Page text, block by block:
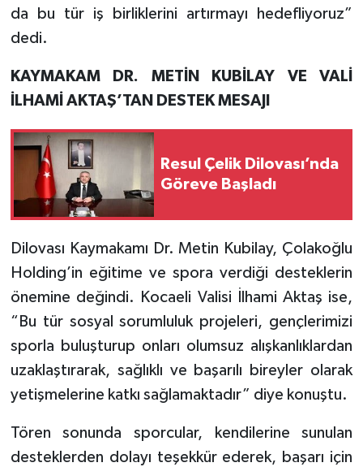
da bu tür iş birliklerini artırmayı hedefliyoruz”
dedi.
KAYMAKAM DR. METİN KUBİLAY VE VALİ
İLHAMİ AKTAŞ’TAN DESTEK MESAJI
Resul Çelik Dilovası’nda
Göreve Başladı
Dilovası Kaymakamı Dr. Metin Kubilay, Çolakoğlu
Holding’in eğitime ve spora verdiği desteklerin
önemine değindi. Kocaeli Valisi İlhami Aktaş ise,
“Bu tür sosyal sorumluluk projeleri, gençlerimizi
sporla buluşturup onları olumsuz alışkanlıklardan
uzaklaştırarak, sağlıklı ve başarılı bireyler olarak
yetişmelerine katkı sağlamaktadır” diye konuştu.
Tören sonunda sporcular, kendilerine sunulan
desteklerden dolayı teşekkür ederek, başarı için